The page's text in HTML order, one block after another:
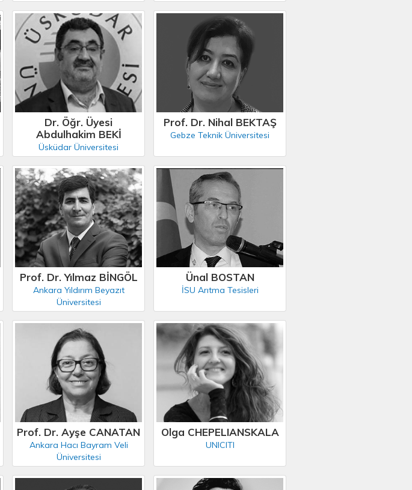
Dr. Öğr. Üyesi
Abdulhakim BEKİ
Üsküdar Üniversitesi
Prof. Dr. Nihal BEKTAŞ
Gebze Teknik Üniversitesi
Prof. Dr. Yılmaz BİNGÖL
Ankara Yıldırım Beyazıt
Üniversitesi
Ünal BOSTAN
İSU Arıtma Tesisleri
Prof. Dr. Ayşe CANATAN
Ankara Hacı Bayram Veli
Üniversitesi
Olga CHEPELIANSKALA
UNICITI